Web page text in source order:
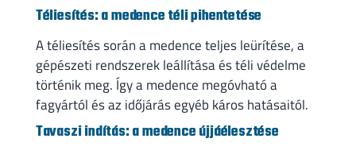
Téliesítés: a medence téli pihentetése
A téliesítés során a medence teljes leürítése, a
gépészeti rendszerek leállítása és téli védelme
történik meg. Így a medence megóvható a
fagyártól és az időjárás egyéb káros hatásaitól.
Tavaszi indítás: a medence újjáélesztése